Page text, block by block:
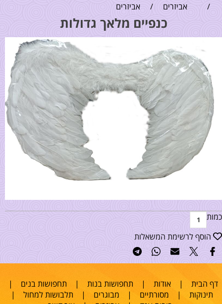
/ אביזרים / אביזרים
כנפיים מלאך גדולות
כמות
הוסף לרשימת המשאלות
דף הבית |אודות | תחפושות בנות | תחפושות בנים |
תינוקות | מסורתיים | מבוגרים | תלבושות למחול |